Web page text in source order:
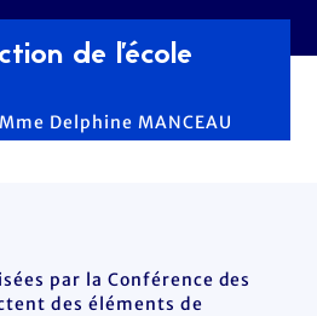
de l'école
Delphine MANCEAU
par la Conférence des
des éléments de